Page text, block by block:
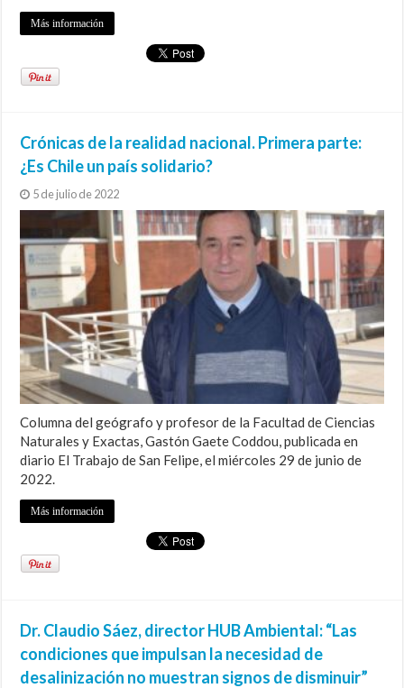
Más información
Crónicas de la realidad nacional. Primera parte:
¿Es Chile un país solidario?
5 de julio de 2022
Columna del geógrafo y profesor de la Facultad de Ciencias
Naturales y Exactas, Gastón Gaete Coddou, publicada en
diario El Trabajo de San Felipe, el miércoles 29 de junio de
2022.
Más información
Dr. Claudio Sáez, director HUB Ambiental: “Las
condiciones que impulsan la necesidad de
desalinización no muestran signos de disminuir”